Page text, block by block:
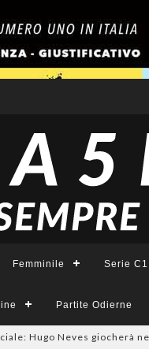
Femminile Serie C1
Partite Odierne
Neves giocherà nel